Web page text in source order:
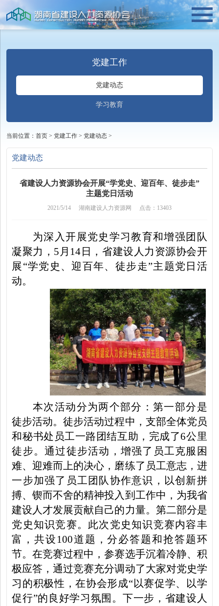
党建工作
党建动态
学习教育
当前位置：首页 >党建工作 >党建动态 >
党建动态
省建设人力资源协会开展“学党史、迎百年、徒步走”
主题党日活动
2021/5/14 湖南建设人力资源网 点击：13403
为深入开展党史学习教育和增强团队
凝聚力， 5月14日，省建设人力资源协会开
展“学党史、迎百年、徒步走”主题党日活
动。
本次活动分为两个部分：第一部分是
徒步活动。徒步活动过程中，支部全体党员
和秘书处员工一路团结互助，完成了6公里
徒步。通过徒步活动，增强了员工克服困
难、迎难而上的决心，磨练了员工意志，进
一步加强了员工团队协作意识，以创新拼
搏、锲而不舍的精神投入到工作中，为我省
建设人才发展贡献自己的力量。第二部分是
党史知识竞赛。此次党史知识竞赛内容丰
富，共设100道题，分必答题和抢答题环
节。在竞赛过程中，参赛选手沉着冷静、积
极应答，通过竞赛充分调动了大家对党史学
习的积极性，在协会形成“以赛促学、以学
促行”的良好学习氛围。下一步，省建设人